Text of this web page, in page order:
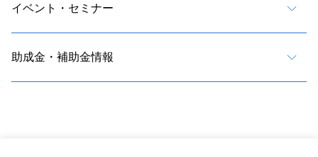
イベント・セミナー
助成金・補助金情報